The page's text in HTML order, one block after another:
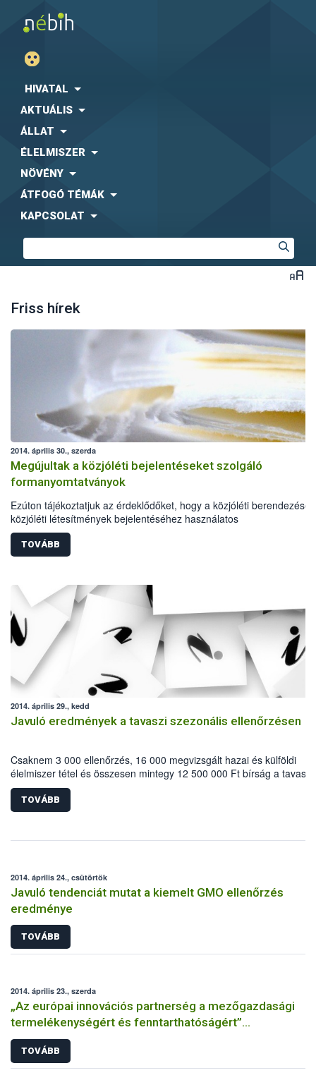
HIVATAL
AKTUÁLIS
ÁLLAT
ÉLELMISZER
NÖVÉNY
ÁTFOGÓ TÉMÁK
KAPCSOLAT
Friss hírek
2014. április 30., szerda
Megújultak a közjóléti bejelentéseket szolgáló
formanyomtatványok
Ezúton tájékoztatjuk az érdeklődőket, hogy a közjóléti
közjóléti létesítmények bejelentéséhez használatos
formanyomtatványokat megújítottuk, elérhetők a Nyomtatványok
TOVÁBB
2014. április 29., kedd
Javuló eredmények a tavaszi szezonális ellenőrzésen
Csaknem 3 000 ellenőrzés, 16 000 megvizsgált hazai és külföldi
élelmiszer tétel és összesen mintegy 12 500 000 Ft bírság a tavaszi
szezonális ellenőrzés fő számai. A Húsvétot megelőző két hetes
időszakban – a Nemzeti Élelmiszerlánc-biztonsági Hivatal
koordinálásával – a gasztronómiai hagyományoknak megfelelő
ellenőrzéssorozat középpontjában ezúttal az élelmiszer
TOVÁBB
2014. április 24., csütörtök
Javuló tendenciát mutat a kiemelt GMO ellenőrzés
eredménye
TOVÁBB
2014. április 23., szerda
„Az európai innovációs partnerség a mezőgazdasági
termelékenységért és fenntarthatóságért”
konferencia
TOVÁBB